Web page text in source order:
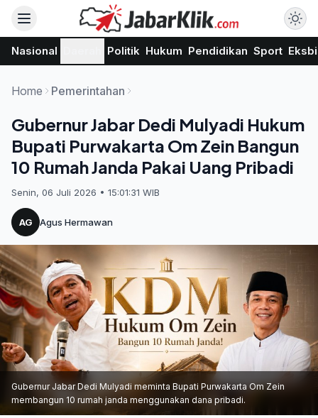
Nasional Politik Hukum Pendidikan Sport
Home Pemerintahan
Gubernur Jabar Dedi Mulyadi Hukum
Bupati Purwakarta Om Zein Bangun
10 Rumah Janda Pakai Uang Pribadi
Senin, 06 Juli 2026 • 15:01:31 WIB
AG Agus Hermawan
Gubernur Jabar Dedi Mulyadi meminta Bupati Purwakarta Om Zein
membangun 10 rumah janda menggunakan dana pribadi.